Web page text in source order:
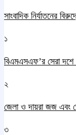
সাংবাদিক নির্যাতনের
১
বিএমএসএফ’র সেরা দশে
২
জেলা ও দায়রা জজ এবং
৩